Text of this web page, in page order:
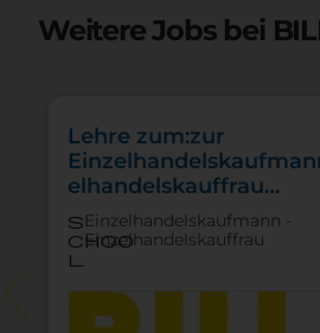
Weitere Jobs bei
Lehre zum:zur
elhandelskauffrau
Schwerpunkt
s
choo
l
Einzelhandelskaufmann -
Einzelhandelskauffrau